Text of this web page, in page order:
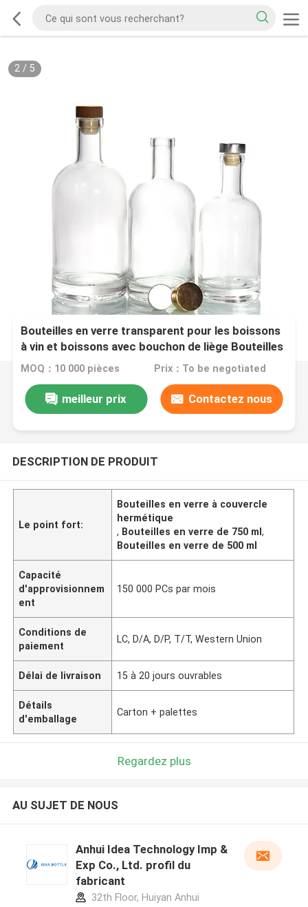
2/ 5
Bouteilles en verre transparent pour les boissons
à vin et boissons avec bouchon de liège Bouteilles
à couvercle hermétique fournisseur 500 ml 750 ml
MOQ：10 000 pièces Prix：To be negotiated
meilleur prix Contactez nous
DESCRIPTION DE PRODUIT
Le point fort:
Bouteilles en verre à couvercle
hermétique
, Bouteilles en verre de 750 ml,
Bouteilles en verre de 500 ml
Capacité
d'approvisionnem
ent
150 000 PCs par mois
Conditions de
paiement
LC, D/A, D/P, T/T, Western Union
Délai de livraison 15 à 20 jours ouvrables
Détails
d'emballage
Carton + palettes
Regardez plus
AU SUJET DE NOUS
Anhui Idea Technology Imp &
Exp Co., Ltd. profil du
fabricant
32th Floor, Huiyan Anhui